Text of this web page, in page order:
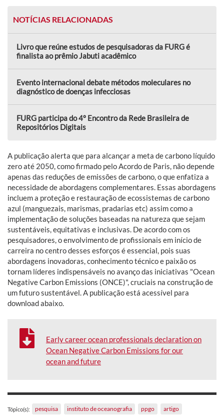
NOTÍCIAS RELACIONADAS
Livro que reúne estudos de pesquisadoras da FURG é
finalista ao prêmio Jabuti acadêmico
Evento internacional debate métodos moleculares no
diagnóstico de doenças infecciosas
FURG participa do 4º Encontro da Rede Brasileira de
Repositórios Digitais
A publicação alerta que para alcançar a meta de carbono líquido
zero até 2050, como firmado pelo Acordo de Paris, não depende
apenas das reduções de emissões de carbono, o que enfatiza a
necessidade de abordagens complementares. Essas abordagens
incluem a proteção e restauração de ecossistemas de carbono
azul (manguezais, marismas, pradarias etc) assim como a
implementação de soluções baseadas na natureza que sejam
sustentáveis, equitativas e inclusivas. De acordo com os
pesquisadores, o envolvimento de profissionais em início de
carreira no centro desses esforços é essencial, pois suas
abordagens inovadoras, conhecimento técnico e paixão os
tornam líderes indispensáveis no avanço das iniciativas "Ocean
Negative Carbon Emissions (ONCE)", cruciais na construção de
um futuro sustentável. A publicação está acessível para
download abaixo.
Early career ocean professionals declaration on
Ocean Negative Carbon Emissions for our
ocean and future
Tópico(s): pesquisa instituto de oceanografia ppgo artigo